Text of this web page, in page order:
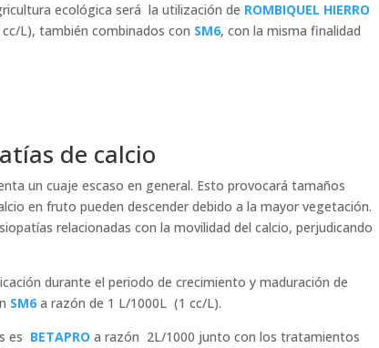
ecológica será la utilización de ROMBIQUEL HIERRO
L), también combinados con SM6, con la misma finalidad
de calcio
un cuaje escaso en general. Esto provocará tamaños
en fruto pueden descender debido a la mayor vegetación.
relacionadas con la movilidad del calcio, perjudicando
durante el periodo de crecimiento y maduración de
SM6 a razón de 1 L/1000L (1 cc/L).
es BETAPRO a razón 2L/1000 junto con los tratamientos